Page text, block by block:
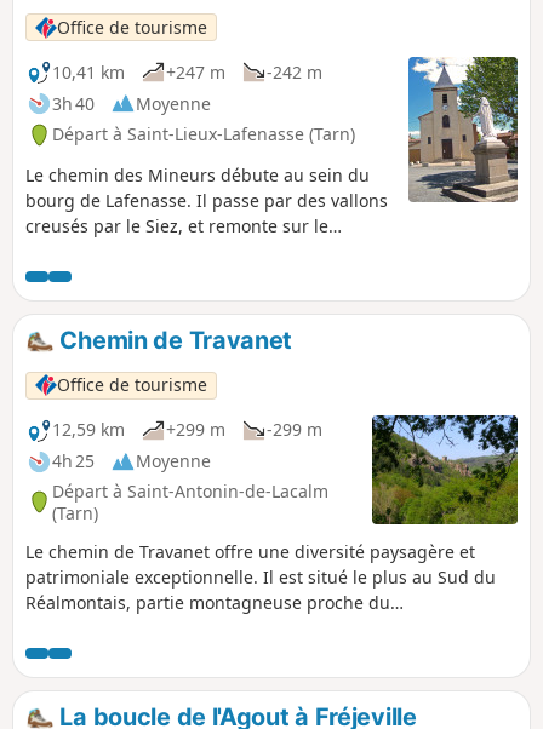
Office de tourisme
10,41 km
+247 m
-242 m
3h 40
Moyenne
Départ à Saint-Lieux-Lafenasse (Tarn)
Le chemin des Mineurs débute au sein du
bourg de Lafenasse. Il passe par des vallons
creusés par le Siez, et remonte sur le
dégage sur les collines alentours. Ce
chemin, trait d'union entre les villages de
Saint-Lieux et Lafenasse est présent dans la
mémoire collective des habitants, car
autrefois utilisé par les mineurs, pour
rejoindre la mine Peyrebrune. Sentier
d'intérêt communautaire réalisé par l'Office
de Tourisme Centre Tarn. Voir § Infos
pratiques.
Chemin de Travanet
Office de tourisme
12,59 km
+299 m
-299 m
4h 25
Moyenne
Départ à Saint-Antonin-de-Lacalm
(Tarn)
Le chemin de Travanet offre une diversité paysagère et
patrimoniale exceptionnelle. Il est situé le plus au Sud du
Réalmontais, partie montagneuse proche du
au hameau de Travanet. Il continue en montant jusqu'au
point le plus haut du secteur (483m) offrant un panorama
sur le Réalmontais avant de redescendre sur les rives du
La boucle de l'Agout à Fréjeville